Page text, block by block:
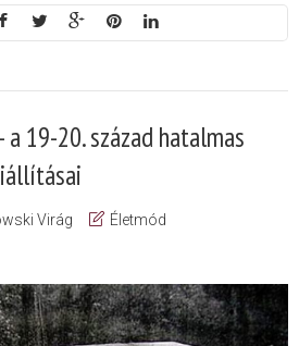
19-20. század hatalmas
Virág
Életmód